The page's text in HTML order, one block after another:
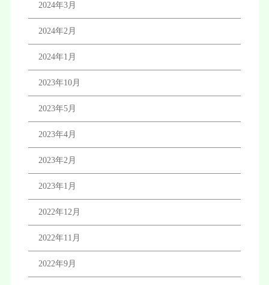
2024年3月
2024年2月
2024年1月
2023年10月
2023年5月
2023年4月
2023年2月
2023年1月
2022年12月
2022年11月
2022年9月